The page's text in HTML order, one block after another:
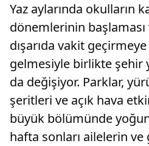
Yaz aylarında okulların
dönemlerinin başlaması
dışarıda vakit
gelmesiyle birlikte şehir
da değişiyor. Parklar,
şeritleri ve açık hava
büyük bölümünde
hafta sonları ailelerin ve